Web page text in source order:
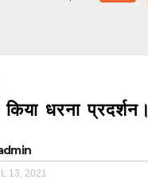
धरना प्रदर्शन।
13, 2021